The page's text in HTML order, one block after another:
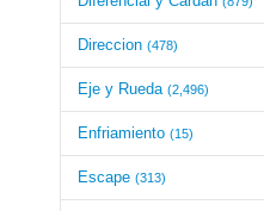
Direccion (478)
Eje y Rueda (2,496)
Enfriamiento (15)
Escape (313)